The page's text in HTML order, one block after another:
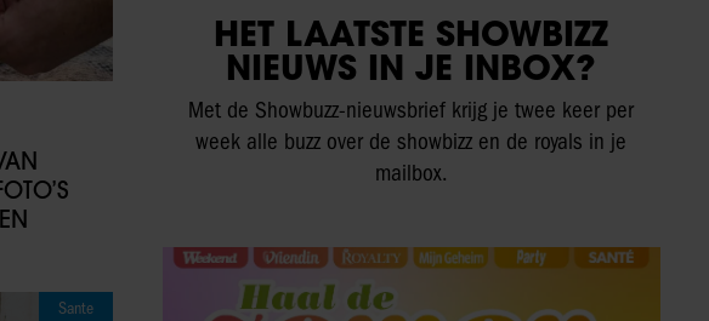
Sante
HET LAATSTE SHOWBIZZ
NIEUWS IN JE INBOX?
Met de Showbuzz-nieuwsbrief krijg je twee keer per
week alle buzz over de showbizz en de royals in je
mailbox.